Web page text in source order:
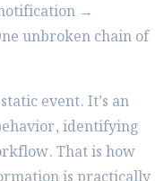
→
unbroken chain of
event. It’s an
identifying
That is how